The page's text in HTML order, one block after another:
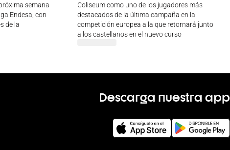
semana
Endesa, con
de la
Coliseum como uno de los jugadores más
destacados de la última campaña en la
competición europea a la que retornará junto
a los castellanos en el nuevo curso
Descarga nuestra app